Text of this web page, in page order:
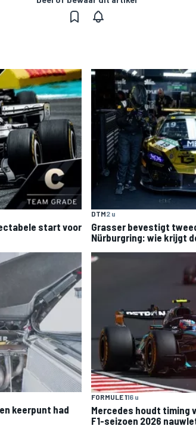
start voor
DTM2 u
Grasser bevestigt
Nürburgring: wie krijgt
keerpunt had
FORMULE 116 u
Mercedes houdt timing
F1-seizoen 2026